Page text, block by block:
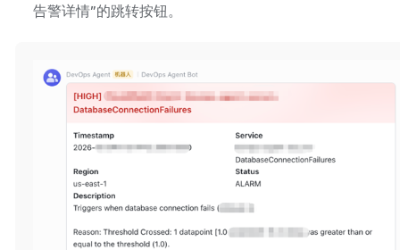
告警详情”的跳转按钮。